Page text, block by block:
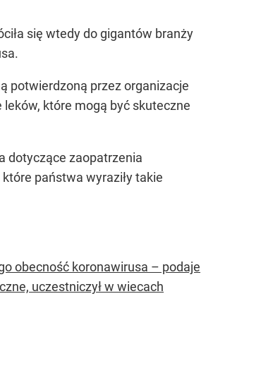
się wtedy do gigantów branży
potwierdzoną przez organizacje
które mogą być skuteczne
dotyczące zaopatrzenia
państwa wyraziły takie
obecność koronawirusa – podaje
uczestniczył w wiecach